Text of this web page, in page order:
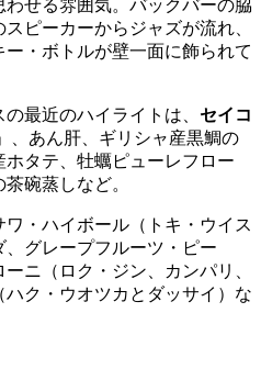
せる雰囲気。バックバーの脇
ピーカーからジャズが流れ、
・ボトルが壁一面に飾られて
最近のハイライトは、 セイコ
、あん肝、ギリシャ産黒鯛の
タテ、牡蠣ピューレフロー
碗蒸しなど。
・ハイボール（トキ・ウイス
グレープフルーツ・ピー
ニ（ロク・ジン、カンパリ、
ク・ウオツカとダッサイ）な